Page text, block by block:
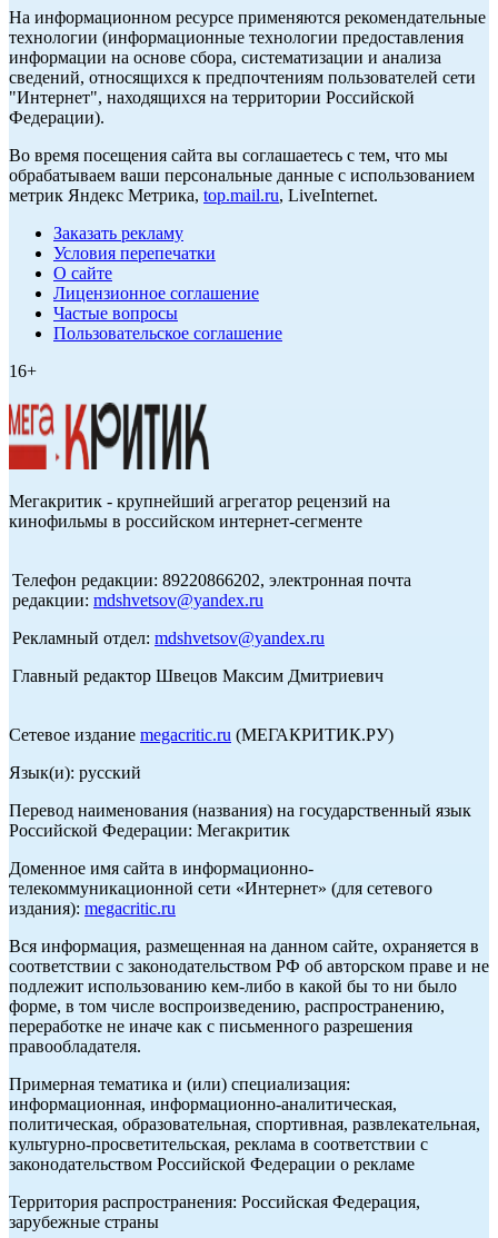
На информационном ресурсе применяются рекомендательные
технологии (информационные технологии предоставления
информации на основе сбора, систематизации и анализа
сведений, относящихся к предпочтениям пользователей сети
"Интернет", находящихся на территории Российской
Федерации).
Во время посещения сайта вы соглашаетесь с тем, что мы
обрабатываем ваши персональные данные с использованием
метрик Яндекс Метрика, top.mail.ru, LiveInternet.
Заказать рекламу
Условия перепечатки
О сайте
Лицензионное соглашение
Частые вопросы
Пользовательское соглашение
16+
Мегакритик - крупнейший агрегатор рецензий на
кинофильмы в российском интернет-сегменте
Телефон редакции: 89220866202, электронная почта
редакции: mdshvetsov@yandex.ru
Рекламный отдел: mdshvetsov@yandex.ru
Главный редактор Швецов Максим Дмитриевич
Сетевое издание megacritic.ru (МЕГАКРИТИК.РУ)
Язык(и): русский
Перевод наименования (названия) на государственный язык
Российской Федерации: Мегакритик
Доменное имя сайта в информационно-
телекоммуникационной сети «Интернет» (для сетевого
издания): megacritic.ru
Вся информация, размещенная на данном сайте, охраняется в
соответствии с законодательством РФ об авторском праве и не
подлежит использованию кем-либо в какой бы то ни было
форме, в том числе воспроизведению, распространению,
переработке не иначе как с письменного разрешения
правообладателя.
Примерная тематика и (или) специализация:
информационная, информационно-аналитическая,
политическая, образовательная, спортивная, развлекательная,
культурно-просветительская, реклама в соответствии с
законодательством Российской Федерации о рекламе
Территория распространения: Российская Федерация,
зарубежные страны